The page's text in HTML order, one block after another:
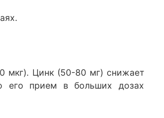
мкг). Цинк (50-80 мг) снижает
его прием в больших дозах